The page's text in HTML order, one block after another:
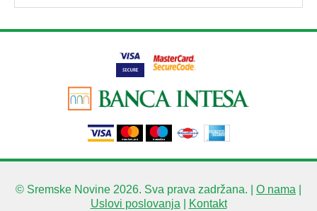
© Sremske Novine 2026. Sva prava zadržana. | O nama
Uslovi poslovanja| Kontakt